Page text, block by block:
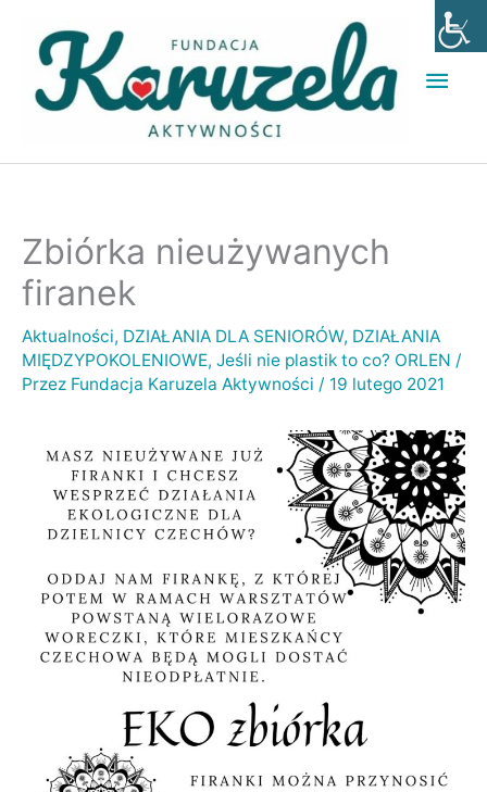
treści
Zbiórka nieużywanych
firanek
Aktualności, DZIAŁANIA DLA SENIORÓW, DZIAŁANIA
MIĘDZYPOKOLENIOWE, Jeśli nie plastik to co? ORLEN /
Przez Fundacja Karuzela Aktywności / 19 lutego 2021